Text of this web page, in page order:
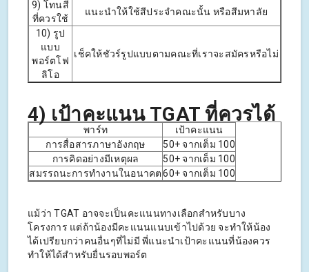
9) โทนสี
ที่ควรใช้
แนะนำให้ใช้สีประจำคณะนั้น หรือสีมหาลัย
10) รูป
แบบ
พอร์ตโฟ
ลิโอ
เช็คให้ชัวร์รูปแบบตามคณะที่เราจะสมัครหรือไม่
4) เป้าคะแนน TGAT ที่ควรได้
พาร์ท
เป้าคะแนน
การสื่อสารภาษาอังกฤษ
50+ จากเต็ม 100
การคิดอย่างมีเหตุผล
50+ จากเต็ม 100
สมรรถนะการทำงานในอนาคต 60+ จากเต็ม 100
แม้ว่า TGAT อาจจะเป็นคะแนนทางเลือกสำหรับบาง
โครงการ แต่ถ้าน้องมีคะแนนแนบเข้าไปด้วย จะทำให้น้อง
ได้เปรียบกว่าคนอื่นๆที่ไม่มี พี่แนะนำเป้าคะแนนที่น้องควร
ทำให้ได้สำหรับยื่นรอบพอร์ต